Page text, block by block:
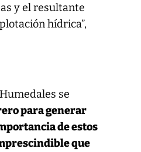
y el resultante
hídrica”,
se
para generar
de estos
que